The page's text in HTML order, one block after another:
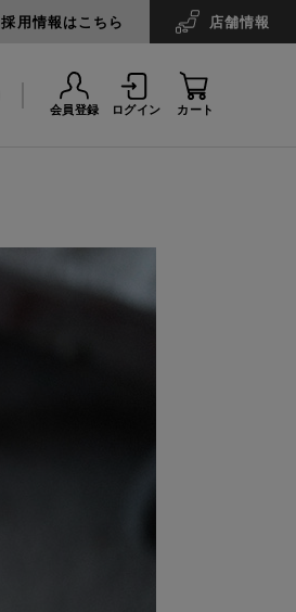
採用情報はこちら 店舗情報
会員登録 ログイン カート